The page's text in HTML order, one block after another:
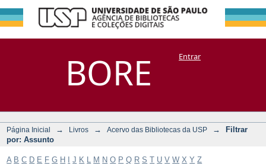
BORE
Filtrar por:
Assunto
DSpace/Manakin + CoriscoEntrar
Página Inicial → Livros → Acervo das Bibliotecas da USP →
Filtrar
por: Assunto
A B C D E F G H J K M N O P Q R S T U V W X Y Z